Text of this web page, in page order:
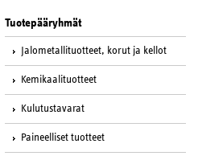
Tuotepääryhmät
Jalometallituotteet, korut ja kellot
Kemikaalituotteet
Kulutustavarat
Paineelliset tuotteet